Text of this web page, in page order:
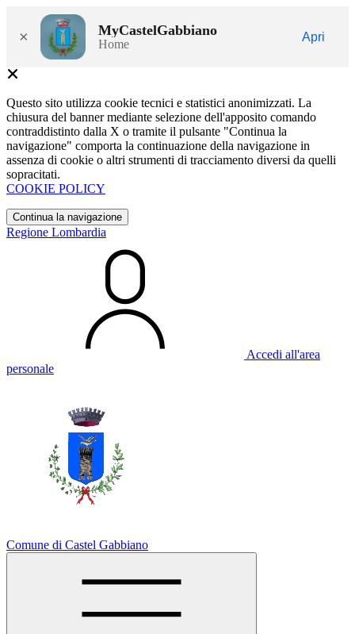
× MyCastelGabbiano
Home
Apri
Questo sito utilizza cookie tecnici e statistici anonimizzati. La
chiusura del banner mediante selezione dell'apposito comando
contraddistinto dalla X o tramite il pulsante "Continua la
navigazione" comporta la continuazione della navigazione in
assenza di cookie o altri strumenti di tracciamento diversi da quelli
sopracitati.
COOKIE POLICY
Continua la navigazione
Regione Lombardia
Accedi all'area
personale
Comune di Castel Gabbiano